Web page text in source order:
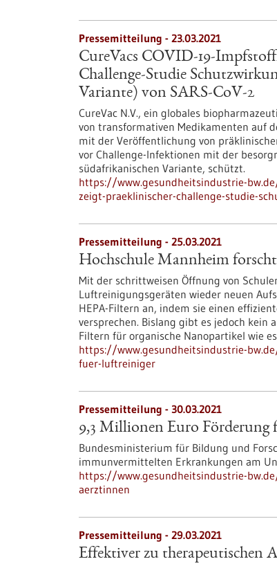
Pressemitteilung - 23.03.2021
CureVacs COVID-19-
Challenge-Studie
Variante) von SARS-CoV-2
CureVac N.V., ein globales
von transformativen Medikamenten auf
mit der Veröffentlichung von
vor Challenge-Infektionen mit der
südafrikanischen Variante, schützt.
https://www.gesundheitsindustrie-
zeigt-praeklinischer-challenge-studie-
Pressemitteilung - 25.03.2021
Hochschule Mannheim
Mit der schrittweisen Öffnung von
Luftreinigungsgeräten wieder neuen
HEPA-Filtern an, indem sie einen
versprechen. Bislang gibt es jedoch kein
Filtern für organische Nanopartikel wie es
https://www.gesundheitsindustrie-
fuer-luftreiniger
Pressemitteilung - 30.03.2021
9,3 Millionen Euro Förderung
Bundesministerium für Bildung und
immunvermittelten Erkrankungen am
https://www.gesundheitsindustrie-
aerztinnen
Pressemitteilung - 29.03.2021
Effektiver zu therapeutischen